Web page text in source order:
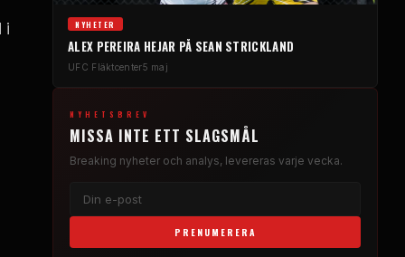
i NYHETER
ALEX PEREIRA HEJAR PÅ SEAN STRICKLAND
UFC Fläktcenter5 maj
NYHETSBREV
MISSA INTE ETT SLAGSMÅL
Breaking nyheter och analys, levereras varje vecka.
PRENUMERERA